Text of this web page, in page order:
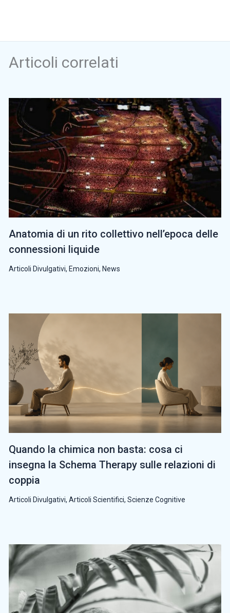
Articoli correlati
Anatomia di un rito collettivo nell’epoca delle
connessioni liquide
Articoli Divulgativi, Emozioni, News
Quando la chimica non basta: cosa ci
insegna la Schema Therapy sulle relazioni di
coppia
Articoli Divulgativi, Articoli Scientifici, Scienze Cognitive